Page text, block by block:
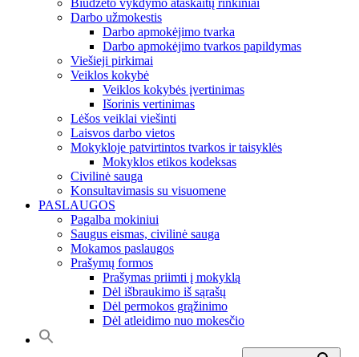
Biudžeto vykdymo ataskaitų rinkiniai
Darbo užmokestis
Darbo apmokėjimo tvarka
Darbo apmokėjimo tvarkos papildymas
Viešieji pirkimai
Veiklos kokybė
Veiklos kokybės įvertinimas
Išorinis vertinimas
Lėšos veiklai viešinti
Laisvos darbo vietos
Mokykloje patvirtintos tvarkos ir taisyklės
Mokyklos etikos kodeksas
Civilinė sauga
Konsultavimasis su visuomene
PASLAUGOS
Pagalba mokiniui
Saugus eismas, civilinė sauga
Mokamos paslaugos
Prašymų formos
Prašymas priimti į mokyklą
Dėl išbraukimo iš sąrašų
Dėl permokos grąžinimo
Dėl atleidimo nuo mokesčio